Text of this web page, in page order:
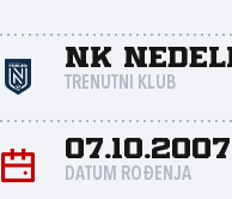
NK
TRENUTNI KLUB
DATUM ROĐENJA